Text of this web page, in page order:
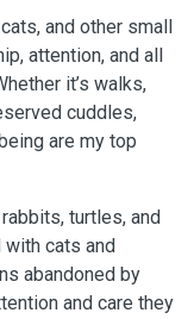
and other small
attention, and all
it’s walks,
cuddles,
are my top
turtles, and
with cats and
abandoned by
and care they